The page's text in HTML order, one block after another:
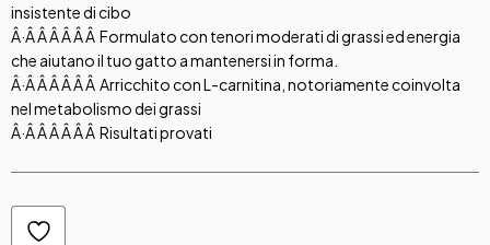
insistente di cibo
Â·Â Â Â Â Â Â Formulato con tenori moderati di grassi ed energia
che aiutano il tuo gatto a mantenersi in forma.
Â·Â Â Â Â Â Â Arricchito con L-carnitina, notoriamente coinvolta
nel metabolismo dei grassi
Â·Â Â Â Â Â Â Risultati provati